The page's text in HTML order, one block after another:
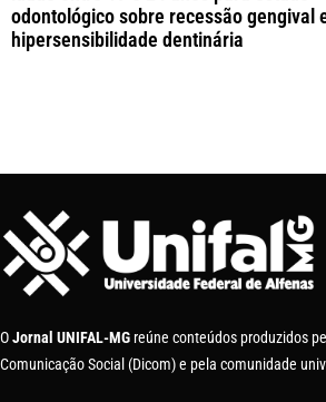
odontológico sobre recessão gengival
hipersensibilidade dentinária
OJornal UNIFAL-MG reúne conteúdos produzidos
Comunicação Social (Dicom) e pela comunidade